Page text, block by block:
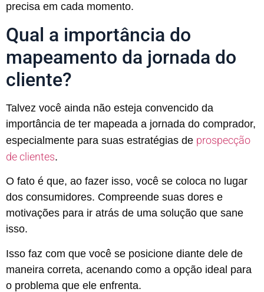
precisa em cada momento.
Qual a importância do
mapeamento da jornada do
cliente?
Talvez você ainda não esteja convencido da
importância de ter mapeada a jornada do comprador,
especialmente para suas estratégias de prospecção
de clientes.
O fato é que, ao fazer isso, você se coloca no lugar
dos consumidores. Compreende suas dores e
motivações para ir atrás de uma solução que sane
isso.
Isso faz com que você se posicione diante dele de
maneira correta, acenando como a opção ideal para
o problema que ele enfrenta.